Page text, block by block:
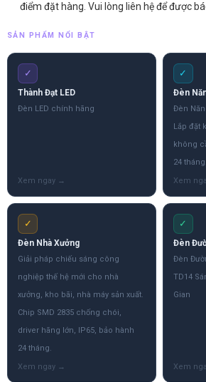
điểm đặt hàng. Vui lòng liên hệ để được
SẢN PHẨM NỔI BẬT
✓
Thành Đạt LED
Đèn LED chính hãng
✓
Đèn
Đèn
Lắp đặt
không
24 tháng.
✓
Đèn Nhà Xưởng
Giải pháp chiếu sáng công
nghiệp thế hệ mới cho nhà
xưởng, kho bãi, nhà máy sản xuất.
Chip SMD 2835 chống chói,
driver hãng lớn, IP65, bảo hành
24 tháng.
✓
Đèn
Đèn
TD14
Gian